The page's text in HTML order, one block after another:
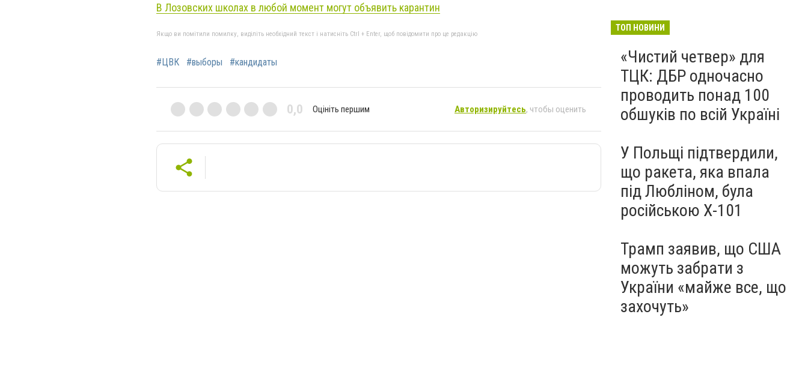
В Лозовских школах в любой момент могут объявить карантин
Якщо ви помітили помилку, виділіть необхідний текст і натисніть Ctrl + Enter, щоб повідомити про це редакцію
#ЦВК #выборы #кандидаты
0,0 Оцініть першим Авторизируйтесь, чтобы оценить
Росії, – The Hill
ТОП НОВИНИ
«Чистий четвер» для
ТЦК: ДБР одночасно
проводить понад 100
обшуків по всій Україні
У Польщі підтвердили,
що ракета, яка впала
під Любліном, була
російською Х-101
Трамп заявив, що США
можуть забрати з
України «майже все, що
захочуть»